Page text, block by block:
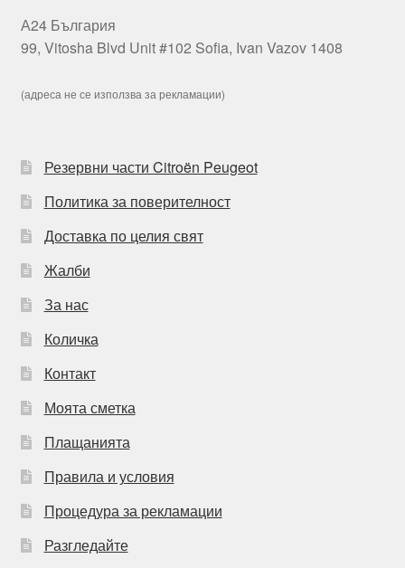
А24 България
99, Vitosha Blvd Unit #102 Sofia, Ivan Vazov 1408
(адреса не се използва за рекламации)
Резервни части Citroën Peugeot
Политика за поверителност
Доставка по целия свят
Жалби
За нас
Количка
Контакт
Моята сметка
Плащанията
Правила и условия
Процедура за рекламации
Разгледайте